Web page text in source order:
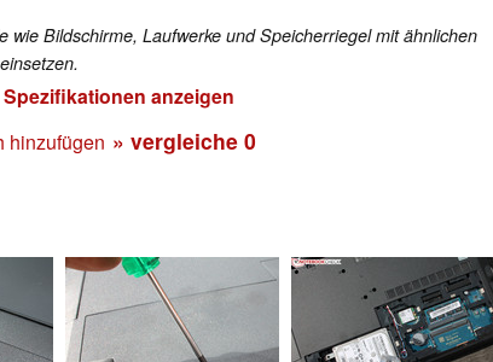
wie Bildschirme, Laufwerke und Speicherriegel mit ähnlichen
anzeigen
hinzufügen » vergleiche 0